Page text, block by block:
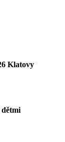
Klatovy